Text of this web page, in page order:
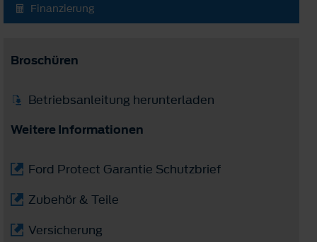
Finanzierung
Broschüren
Betriebsanleitung herunterladen
Weitere Informationen
Ford Protect Garantie Schutzbrief
Zubehör & Teile
Versicherung